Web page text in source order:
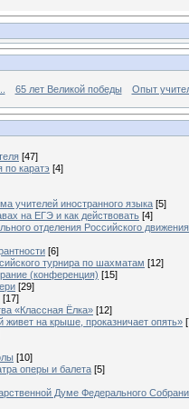
65 лет Великой победы Опыт
[47]
по каратэ [4]
учителей иностранного языка [5]
на ЕГЭ и как действовать [4]
отделения Российского
[6]
турнира по шахматам [12]
(конференция) [15]
[29]
[17]
«Классная Ёлка» [12]
живет на крыше, проказничает опять»
[10]
оперы и балета [5]
Думе Федерального